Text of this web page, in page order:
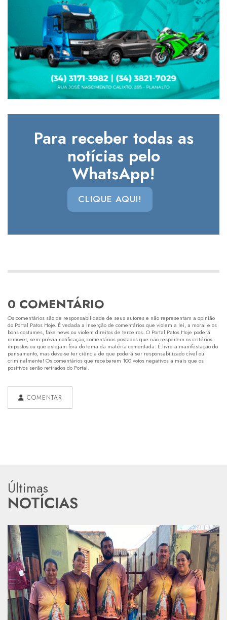
Para receber todas as
notícias pelo
WhatsApp!
CLIQUE AQUI!
0 COMENTÁRIO
Os comentários são de responsabilidade de seus autores e não representam a opinião
do Portal Patos Hoje. É vedada a inserção de comentários que violem a lei, a moral e os
bons costumes, fake news ou violem direitos de terceiros. O Portal Patos Hoje poderá
remover, sem prévia notificação, comentários postados que não respeitem os critérios
impostos ou que estejam fora do tema da matéria comentada. É livre a manifestação do
pensamento, mas deve-se ter ciência de que poderá ser responsabilizado cível ou
criminalmente! Os comentários que receberem 100 votos negativos a mais que os
positivos serão retirados do Portal.
COMENTAR
Últimas
NOTÍCIAS